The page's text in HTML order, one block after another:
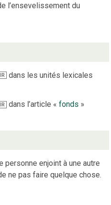
l’ensevelissement du
dans les unités lexicales
dans l’article « fonds »
personne enjoint à une autre
ne pas faire quelque chose.